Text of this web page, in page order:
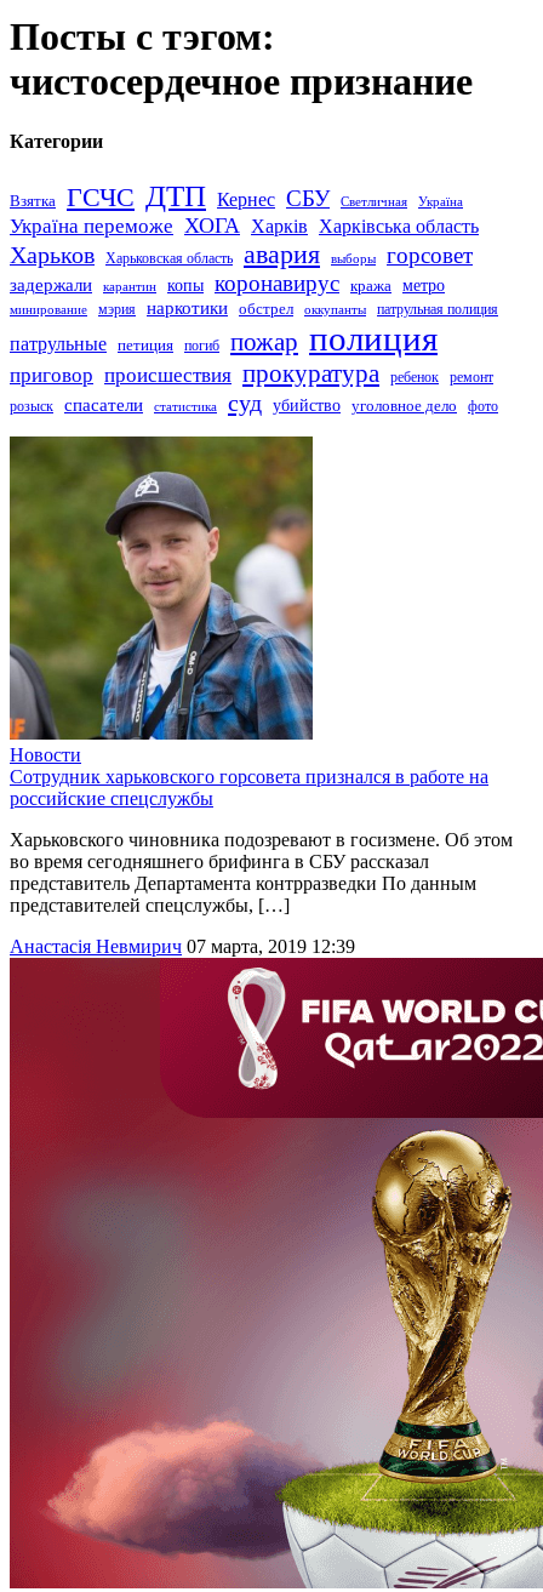
Посты с тэгом:
чистосердечное признание
Категории
Взятка ГСЧС ДТП Кернес СБУ Светличная Україна
Україна переможе ХОГА Харків Харківська область
Харьков Харьковская область авария выборы горсовет
задержали карантин копы коронавирус кража метро
минирование мэрия наркотики обстрел оккупанты патрульная полиция
патрульные петиция погиб пожар полиция
приговор происшествия прокуратура ребенок
ремонт
розыск
спасатели статистика суд убийство уголовное дело фото
Новости
Сотрудник харьковского горсовета признался в работе на
российские спецслужбы
Харьковского чиновника подозревают в госизмене. Об этом
во время сегодняшнего брифинга в СБУ рассказал
представитель Департамента контрразведки По данным
представителей спецслужбы, […]
Анастасія Невмирич 07 марта, 2019 12:39